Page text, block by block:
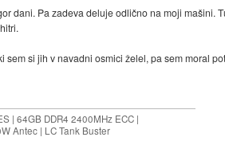
dani. Pa zadeva deluje odlično na moji mašini.
sem si jih v navadni osmici želel, pa sem moral
| 64GB DDR4 2400MHz ECC |
Antec | LC Tank Buster